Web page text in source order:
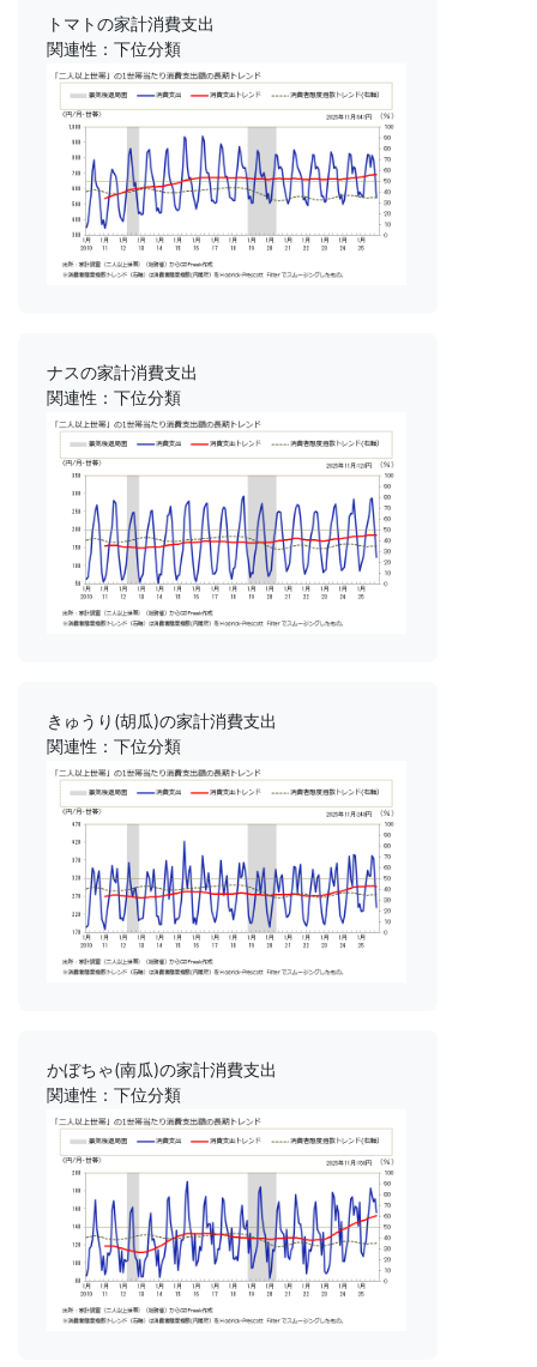
トマトの家計消費支出
関連性：下位分類
ナスの家計消費支出
関連性：下位分類
きゅうり(胡瓜)の家計消費支出
関連性：下位分類
かぼちゃ(南瓜)の家計消費支出
関連性：下位分類